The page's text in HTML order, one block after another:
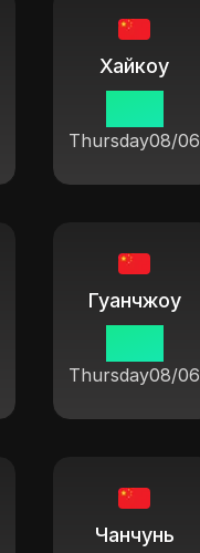
Хайкоу
Thursday08/06
Гуанчжоу
Thursday08/06
Чанчунь